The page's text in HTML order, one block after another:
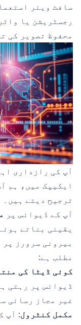
سافٹ ویئر
رجسٹریشن یا
محفوظ تصویر کی
آپ کی رازداری
ایکیپک میں، ہم
ترجیح دیتے
آپ کے ڈیوائس پر
یقینی بناتے
بیرونی سرورز
مطلب ہے:
کوئی ڈیٹا کی
ڈیوائس پر رہتی
غیر مجاز رسائی
مکمل کنٹرول: آپ